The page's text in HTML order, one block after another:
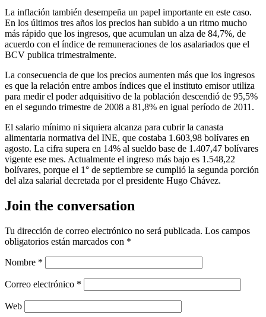
La inflación también desempeña un papel importante en este caso.
En los últimos tres años los precios han subido a un ritmo mucho
más rápido que los ingresos, que acumulan un alza de 84,7%, de
acuerdo con el índice de remuneraciones de los asalariados que el
BCV publica trimestralmente.
La consecuencia de que los precios aumenten más que los ingresos
es que la relación entre ambos índices ­que el instituto emisor utiliza
para medir el poder adquisitivo de la población­ descendió de 95,5%
en el segundo trimestre de 2008 a 81,8% en igual período de 2011.
El salario mínimo ni siquiera alcanza para cubrir la canasta
alimentaria normativa del INE, que costaba 1.603,98 bolívares en
agosto. La cifra supera en 14% al sueldo base de 1.407,47 bolívares
vigente ese mes. Actualmente el ingreso más bajo es 1.548,22
bolívares, porque el 1° de septiembre se cumplió la segunda porción
del alza salarial decretada por el presidente Hugo Chávez.
Join the conversation
Tu dirección de correo electrónico no será publicada. Los campos
obligatorios están marcados con *
Nombre *
Correo electrónico *
Web